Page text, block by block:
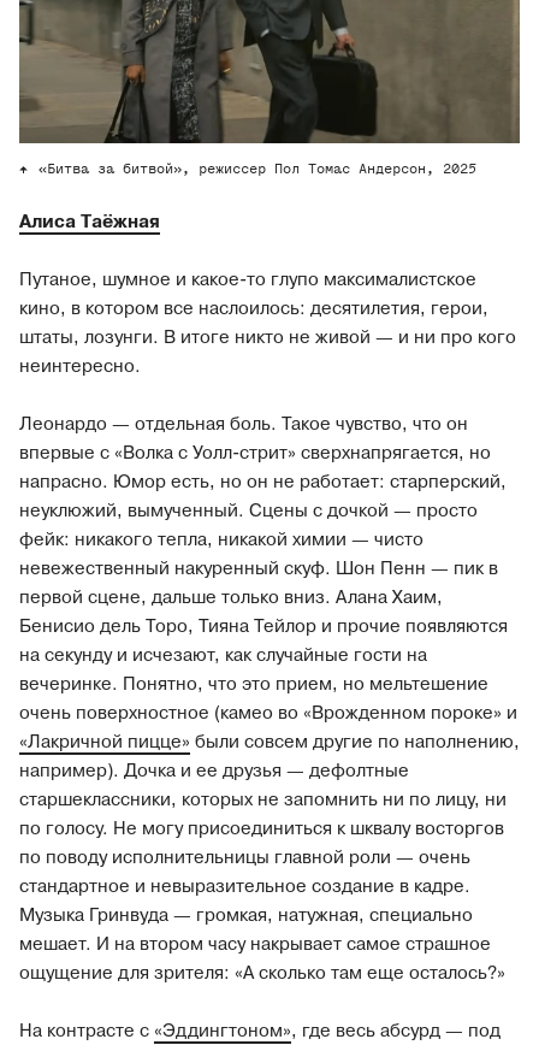
«Битва за битвой», режиссер Пол Томас Андерсон, 2025
Алиса Таёжная
Путаное, шумное и какое-то глупо максималистское
кино, в котором все наслоилось: десятилетия, герои,
штаты, лозунги. В итоге никто не живой — и ни про кого
неинтересно.
Леонардо — отдельная боль. Такое чувство, что он
впервые с «Волка с Уолл-стрит» сверхнапрягается, но
напрасно. Юмор есть, но он не работает: старперский,
неуклюжий, вымученный. Сцены с дочкой — просто
фейк: никакого тепла, никакой химии — чисто
невежественный накуренный скуф. Шон Пенн — пик в
первой сцене, дальше только вниз. Алана Хаим,
Бенисио дель Торо, Тияна Тейлор и прочие появляются
на секунду и исчезают, как случайные гости на
вечеринке. Понятно, что это прием, но мельтешение
очень поверхностное (камео во «Врожденном пороке» и
«Лакричной пицце» были совсем другие по наполнению,
например). Дочка и ее друзья — дефолтные
старшеклассники, которых не запомнить ни по лицу, ни
по голосу. Не могу присоединиться к шквалу восторгов
по поводу исполнительницы главной роли — очень
стандартное и невыразительное создание в кадре.
Музыка Гринвуда — громкая, натужная, специально
мешает. И на втором часу накрывает самое страшное
ощущение для зрителя: «А сколько там еще осталось?»
На контрасте с «Эддингтоном», где весь абсурд — под